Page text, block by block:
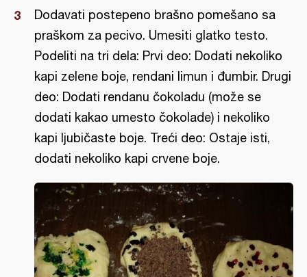
Dodavati postepeno brašno pomešano sa
praškom za pecivo. Umesiti glatko testo.
Podeliti na tri dela: Prvi deo: Dodati nekoliko
kapi zelene boje, rendani limun i đumbir. Drugi
deo: Dodati rendanu čokoladu (može se
dodati kakao umesto čokolade) i nekoliko
kapi ljubičaste boje. Treći deo: Ostaje isti,
dodati nekoliko kapi crvene boje.